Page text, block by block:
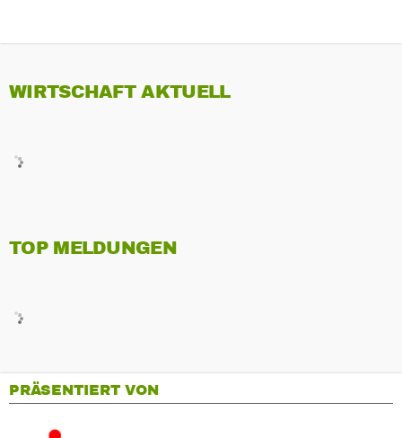
WIRTSCHAFT AKTUELL
TOP MELDUNGEN
PRÄSENTIERT VON